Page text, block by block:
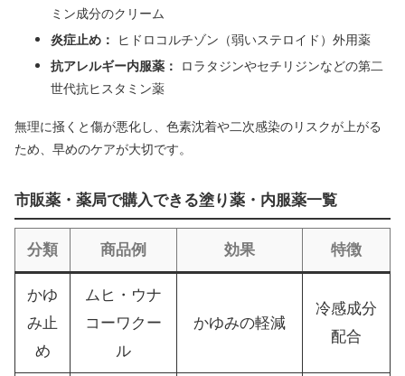
ミン成分のクリーム
炎症止め：
ヒドロコルチゾン（弱いステロイド）外用薬
抗アレルギー内服薬：
ロラタジンやセチリジンなどの第二
世代抗ヒスタミン薬
無理に掻くと傷が悪化し、色素沈着や二次感染のリスクが上がる
ため、早めのケアが大切です。
市販薬・薬局で購入できる塗り薬・内服薬一覧
分類 商品例 効果 特徴
かゆ
み止
め
ムヒ・ウナ
コーワクー
ル
かゆみの軽減
冷感成分
配合